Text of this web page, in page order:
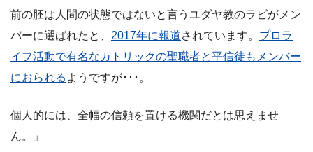
前の胚は人間の状態ではないと言うユダヤ教のラビがメン
バーに選ばれたと、 2017年に報道されています。 プロラ
イフ活動で有名なカトリックの聖職者と平信徒もメンバー
におられる ようですが･･･。
個人的には、全幅の信頼を置ける機関だとは思えませ
ん。」